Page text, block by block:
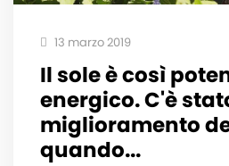
13 marzo 2019
Il sole è così
energico. C'è
miglioramento
quando...